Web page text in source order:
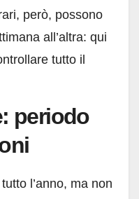
però, possono
all’altra: qui
tutto il
periodo
l’anno, ma non